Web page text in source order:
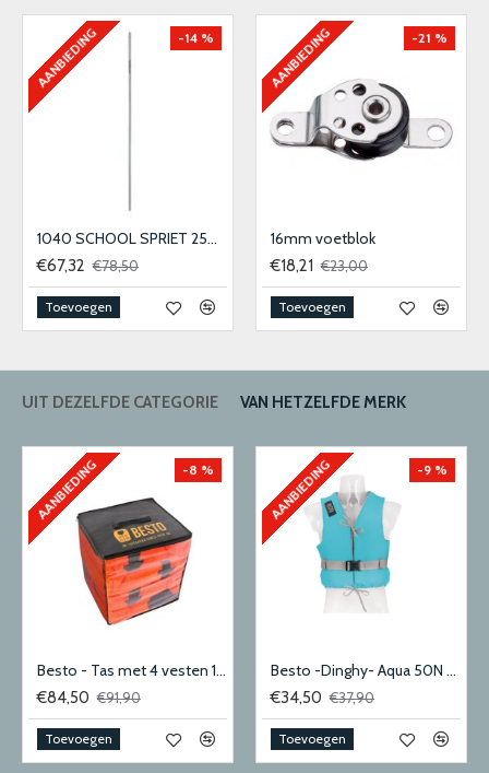
AANBIEDING -14 %
1040 SCHOOL SPRIET 25MM
€67,32 €78,50
Toevoegen
AANBIEDING -21 %
16mm voetblok
€18,21 €23,00
Toevoegen
UIT DEZELFDE CATEGORIE VAN HETZELFDE MERK
AANBIEDING -8 %
Besto - Tas met 4 vesten 100N adult
€84,50 €91,90
Toevoegen
AANBIEDING -9 %
Besto -Dinghy- Aqua 50N Medium
€34,50 €37,90
Toevoegen